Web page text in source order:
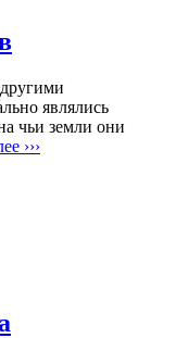
являлись
чьи земли они
›››